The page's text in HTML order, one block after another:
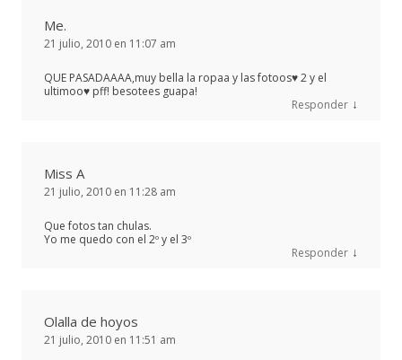
Me.
21 julio, 2010 en 11:07 am
QUE PASADAAAA,muy bella la ropaa y las fotoos♥ 2 y el
ultimoo♥ pff! besotees guapa!
Responder ↓
Miss A
21 julio, 2010 en 11:28 am
Que fotos tan chulas.
Yo me quedo con el 2º y el 3º
Responder ↓
Olalla de hoyos
21 julio, 2010 en 11:51 am